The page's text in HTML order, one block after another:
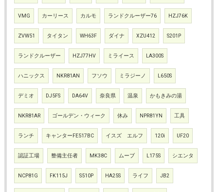
VMG カーリース カルモ ランドクルーザー76 HZJ76K
ZVW51 タイタン WH63F ダイナ XZU412 S201P
ランドクルーザー HZJ77HV ミライース LA300S
ハニックス NKR81AN フソウ ミラジーノ L650S
デミオ DJ5FS DA64V 奈良県 温泉 かもきみの湯
NKR81AR ゴールデン・ウィーク 休み NPR81YN 工具
ランチ キャンターFE517BC イスズ エルフ 120i UF20
認証工場 整備主任者 MK38C ムーブ L175S シエンタ
NCP81G FK115J S510P HA25S ライフ JB2